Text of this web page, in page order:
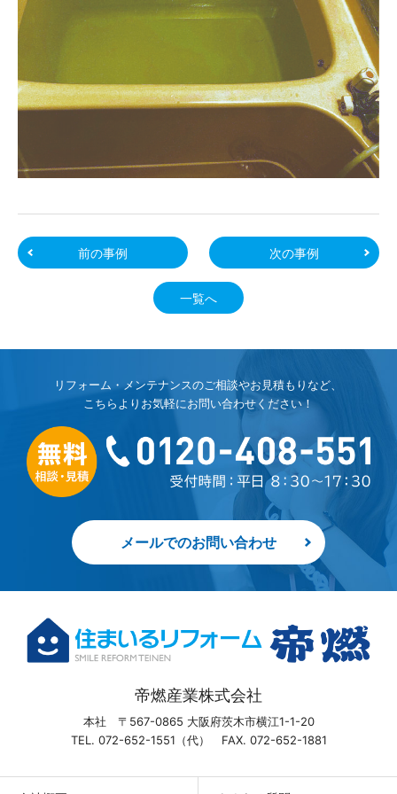
前の事例 次の事例
一覧へ
リフォーム・メンテナンスのご相談やお見積もりなど、
こちらよりお気軽にお問い合わせください！
メールでのお問い合わせ
帝燃産業株式会社
本社 〒567-0865 大阪府茨木市横江1-1-20
TEL. 072-652-1551（代） FAX. 072-652-1881